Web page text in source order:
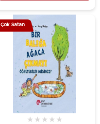
★ ★ ★ ★ ★
Çok Satan